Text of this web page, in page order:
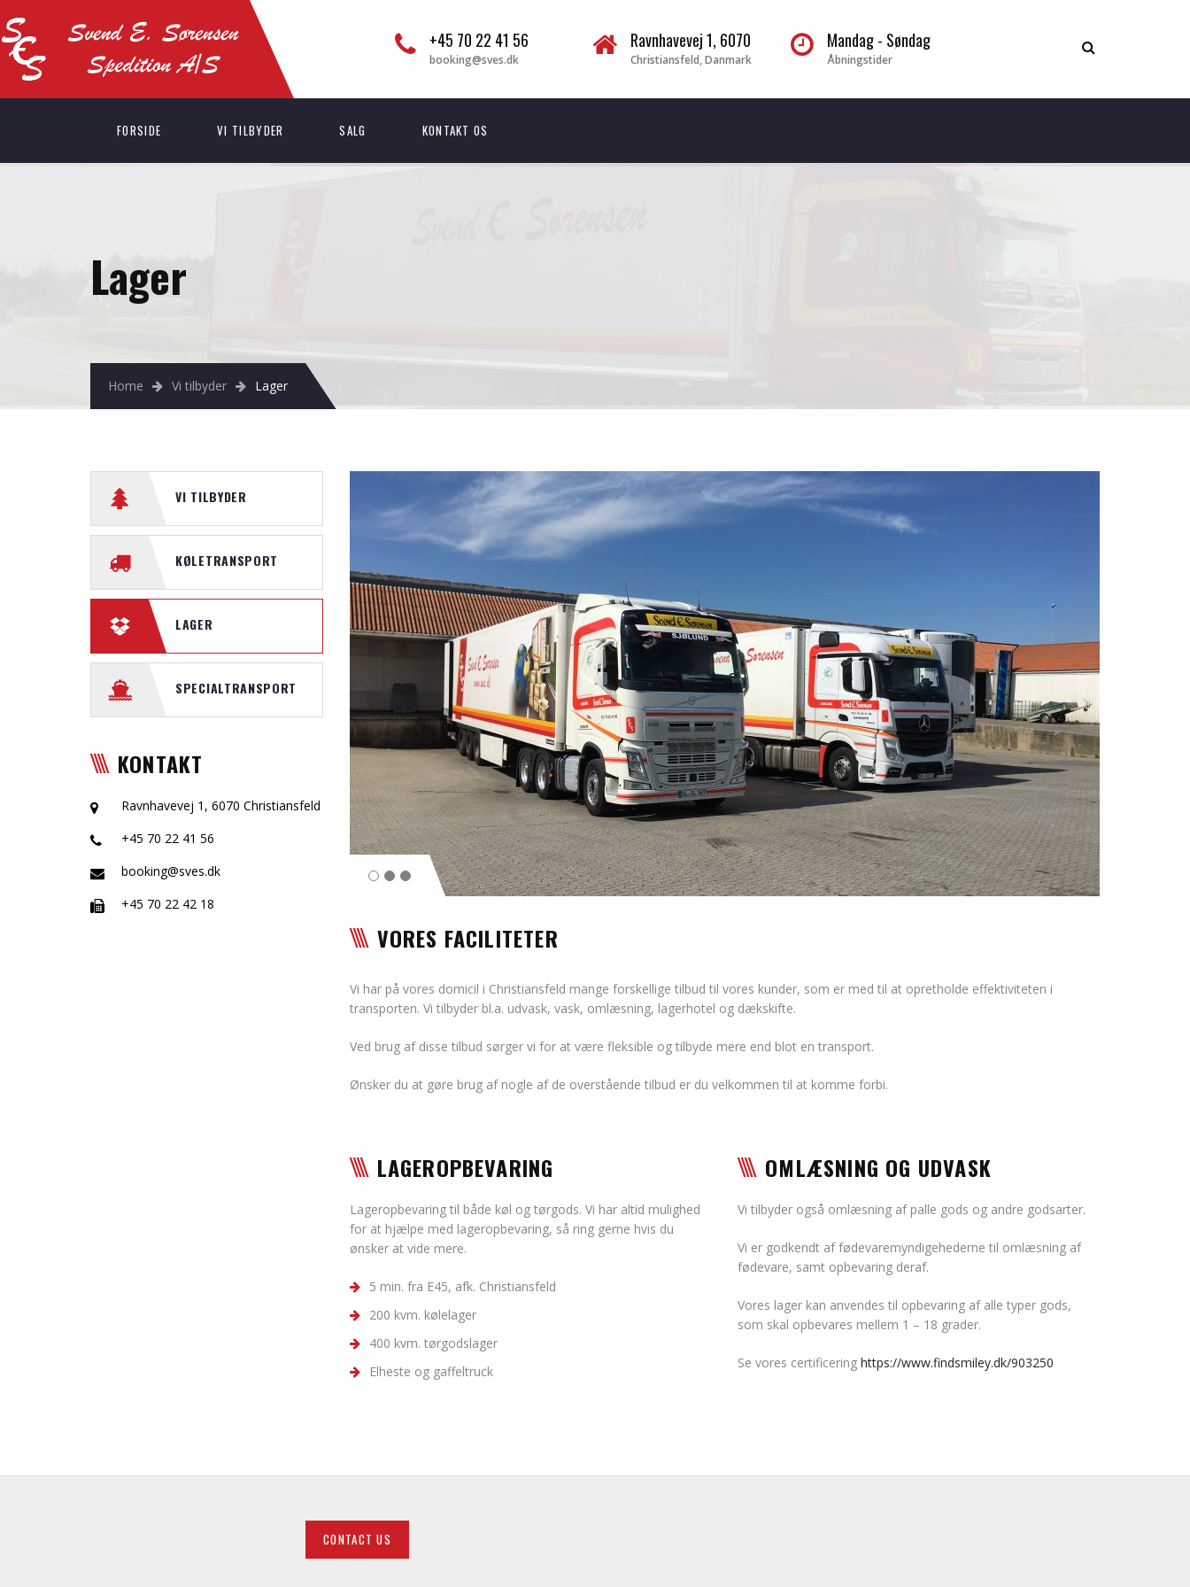
+45 70 22 41 56
booking@sves.dk
Ravnhavevej 1, 6070
Christiansfeld, Danmark
Mandag - Søndag
Åbningstider
FORSIDE VI TILBYDER SALG KONTAKT OS
Lager
Home Vi tilbyder Lager
VI TILBYDER
KØLETRANSPORT
LAGER
SPECIALTRANSPORT
KONTAKT
Ravnhavevej 1, 6070 Christiansfeld
+45 70 22 41 56
booking@sves.dk
+45 70 22 42 18
VORES FACILITETER
Vi har på vores domicil i Christiansfeld mange forskellige tilbud til vores kunder, som er med til at opretholde effektiviteten i
transporten. Vi tilbyder bl.a. udvask, vask, omlæsning, lagerhotel og dækskifte.
Ved brug af disse tilbud sørger vi for at være fleksible og tilbyde mere end blot en transport.
Ønsker du at gøre brug af nogle af de overstående tilbud er du velkommen til at komme forbi.
LAGEROPBEVARING
Lageropbevaring til både køl og tørgods. Vi har altid mulighed
for at hjælpe med lageropbevaring, så ring gerne hvis du
ønsker at vide mere.
5 min. fra E45, afk. Christiansfeld
200 kvm. kølelager
400 kvm. tørgodslager
Elheste og gaffeltruck
OMLÆSNING OG UDVASK
Vi tilbyder også omlæsning af palle gods og andre godsarter.
Vi er godkendt af fødevaremyndigehederne til omlæsning af
fødevare, samt opbevaring deraf.
Vores lager kan anvendes til opbevaring af alle typer gods,
som skal opbevares mellem 1 – 18 grader.
Se vores certificeringhttps://www.findsmiley.dk/903250
CONTACT US